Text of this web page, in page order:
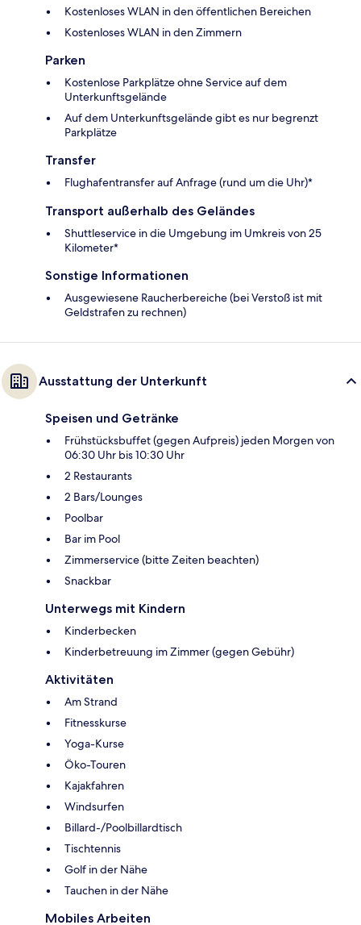
Kostenloses WLAN in den öffentlichen Bereichen
Kostenloses WLAN in den Zimmern
Parken
Kostenlose Parkplätze ohne Service auf dem
Unterkunftsgelände
Auf dem Unterkunftsgelände gibt es nur begrenzt
Parkplätze
Transfer
Flughafentransfer auf Anfrage (rund um die Uhr)*
Transport außerhalb des Geländes
Shuttleservice in die Umgebung im Umkreis von 25
Kilometer*
Sonstige Informationen
Ausgewiesene Raucherbereiche (bei Verstoß ist mit
Geldstrafen zu rechnen)
Ausstattung der Unterkunft
Speisen und Getränke
Frühstücksbuffet (gegen Aufpreis) jeden Morgen von
06:30 Uhr bis 10:30 Uhr
2 Restaurants
2 Bars/Lounges
Poolbar
Bar im Pool
Zimmerservice (bitte Zeiten beachten)
Snackbar
Unterwegs mit Kindern
Kinderbecken
Kinderbetreuung im Zimmer (gegen Gebühr)
Aktivitäten
Am Strand
Fitnesskurse
Yoga-Kurse
Öko-Touren
Kajakfahren
Windsurfen
Billard-/Poolbillardtisch
Tischtennis
Golf in der Nähe
Tauchen in der Nähe
Mobiles Arbeiten